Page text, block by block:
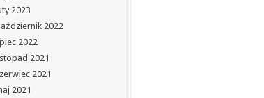
2023
2022
2022
2021
2021
2021